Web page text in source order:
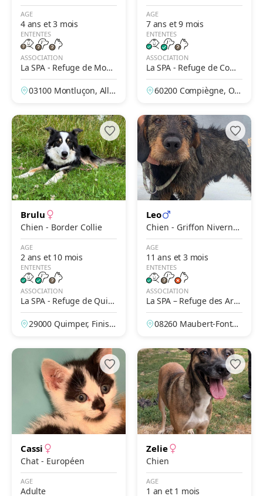
AGE
4 ans et 3 mois
ENTENTES
ASSOCIATION
La SPA - Refuge de Montl
uçon – La Loue
03100 Montluçon, Allie
AGE
7 ans et 9 mois
ENTENTES
ASSOCIATION
La SPA - Refuge de Comp
iègne
60200 Compiègne, Ois
Brulu
Chien - Border Collie
AGE
2 ans et 10 mois
ENTENTES
ASSOCIATION
La SPA - Refuge de Quim
per – Du Corniguel
29000 Quimper, Finistè
Leo
Chien - Griffon Nivernai
s
AGE
11 ans et 3 mois
ENTENTES
ASSOCIATION
La SPA – Refuge des Ard
ennes - Maubert-Fontain
e 08260 Maubert-Fontai
Cassi
Chat - Européen
AGE
Adulte
Zelie
Chien
AGE
1 an et 1 mois